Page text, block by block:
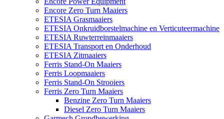
Encore Zero Turn Maaiers
ETESIA Grasmaaiers
ETESIA Onkruidborstelmachine en Verticuteermachine
ETESIA Ruwterreinmaaiers
ETESIA Transport en Onderhoud
ETESIA Zitmaaiers
Ferris Stand-On Maaiers
Ferris Loopmaaiers
Ferris Stand-On Strooiers
Ferris Zero Turn Maaiers
Benzine Zero Turn Maaiers
Diesel Zero Turn Maaiers